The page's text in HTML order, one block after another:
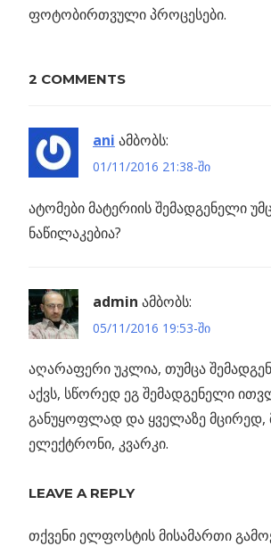
ფოტობირთვული პროცესები.
პოსტის
ნავიგაცია
Post:
ფიზიკოსებმა
ატომების
სურათის
შეძლეს
2 COMMENTS
ani ამბობს:
01/11/2016 21:38-ში
ატომები მატერიის შემადგენელი
ნაწილაკებია?
admin ამბობს:
05/11/2016 19:53-ში
აღარაფერი უკლია, თუმცა
აქვს, სწორედ ეგ შემადგენელი
განუყოფლად და ყველაზე
ელექტრონი, კვარკი.
LEAVE A REPLY
თქვენი ელფოსტის მისამართი